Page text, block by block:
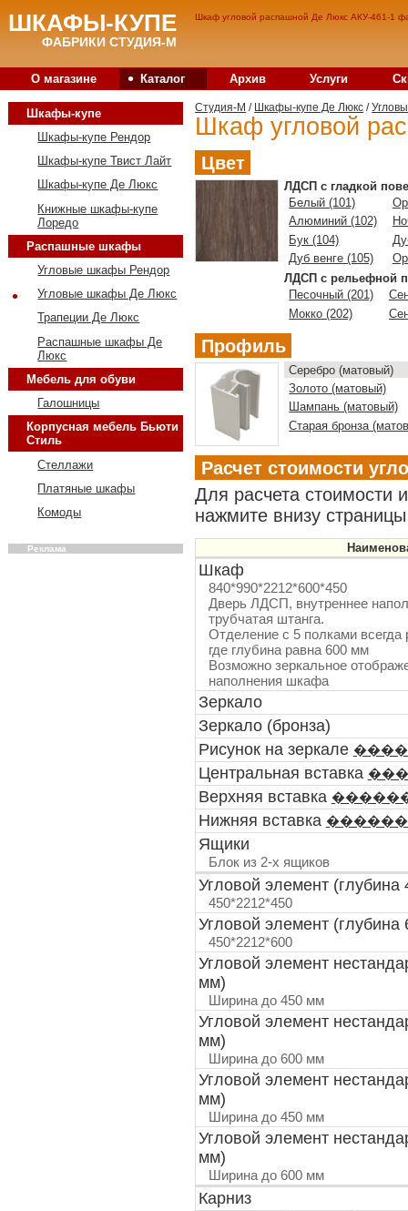
Шкаф угловой распашной Де Люкс АКУ-461-1
ШКАФЫ-КУПЕ
ФАБРИКИ СТУДИЯ-М
О магазине • Каталог Архив Услуги
Студия-M / Шкафы-купе Де Люкс /
Шкаф угловой
Цвет
ЛДСП с гладкой
Белый (101)
Алюминий (102)
Бук (104)
Дуб венге (105)
ЛДСП с рельефной
Песочный (201)
Мокко (202)
Профиль
Серебро (матовый)
Золото (матовый)
Шампань (матовый)
Старая бронза
Расчет стоимости
Для расчета стоимости
нажмите внизу
Шкаф
840*990*2212*600*450
Дверь ЛДСП, внутреннее
трубчатая штанга.
Отделение с 5 полками всегда
где глубина равна 600 мм
Возможно зеркальное
наполнения шкафа
Зеркало
Зеркало (бронза)
Рисунок на зеркале
Центральная вставка
Верхняя вставка
Нижняя вставка
Ящики
Блок из 2-х ящиков
Угловой элемент (глубина
450*2212*450
Угловой элемент (глубина
450*2212*600
Угловой элемент
мм)
Ширина до 450 мм
Угловой элемент
мм)
Ширина до 600 мм
Угловой элемент
мм)
Ширина до 450 мм
Угловой элемент
мм)
Ширина до 600 мм
Карниз
Шкафы-купе
Шкафы-купе Рендор
Шкафы-купе Твист Лайт
Шкафы-купе Де Люкс
Книжные шкафы-купе
Лоредо
Распашные шкафы
Угловые шкафы Рендор
Угловые шкафы Де Люкс
•
Трапеции Де Люкс
Распашные шкафы Де
Люкс
Мебель для обуви
Галошницы
Корпусная мебель Бьюти
Стиль
Стеллажи
Платяные шкафы
Комоды
Реклама